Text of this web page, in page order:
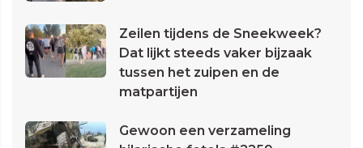
Zeilen tijdens de Sneekweek?
Dat lijkt steeds vaker bijzaak
tussen het zuipen en de
matpartijen
Gewoon een verzameling